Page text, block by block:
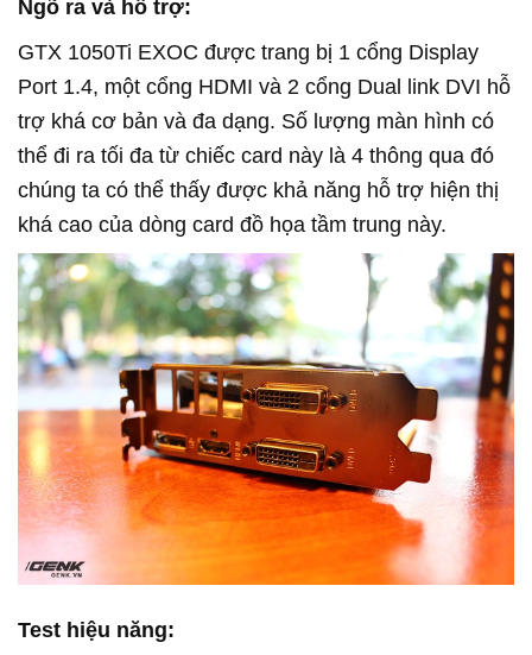
Ngõ ra và hỗ trợ:
GTX 1050Ti EXOC được trang bị 1 cổng Display
Port 1.4, một cổng HDMI và 2 cổng Dual link DVI hỗ
trợ khá cơ bản và đa dạng. Số lượng màn hình có
thể đi ra tối đa từ chiếc card này là 4 thông qua đó
chúng ta có thể thấy được khả năng hỗ trợ hiện thị
khá cao của dòng card đồ họa tầm trung này.
Test hiệu năng: